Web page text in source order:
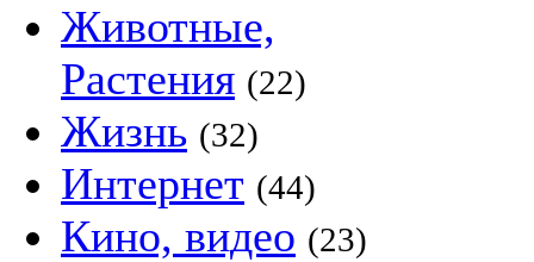
Животные,
Растения (22)
Жизнь (32)
Интернет (44)
Кино, видео (23)